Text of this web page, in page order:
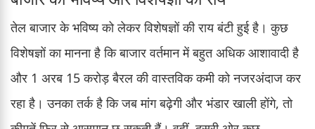
तेल बाजार के भविष्य को लेकर विशेषज्ञों की राय बंटी हुई है। कुछ
विशेषज्ञों का मानना है कि बाजार वर्तमान में बहुत अधिक आशावादी है
और 1 अरब 15 करोड़ बैरल की वास्तविक कमी को नजरअंदाज कर
रहा है। उनका तर्क है कि जब मांग बढ़ेगी और भंडार खाली होंगे, तो